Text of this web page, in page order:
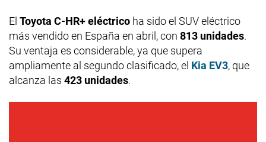
El Toyota C-HR+ eléctrico ha sido el SUV eléctrico
más vendido en España en abril, con 813 unidades.
Su ventaja es considerable, ya que supera
ampliamente al segundo clasificado, el Kia EV3, que
alcanza las 423 unidades.